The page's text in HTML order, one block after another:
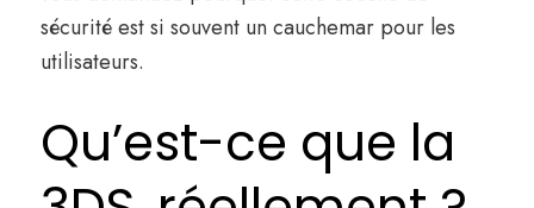
sécurité est si souvent un cauchemar pour les
utilisateurs.
Qu’est-ce que la